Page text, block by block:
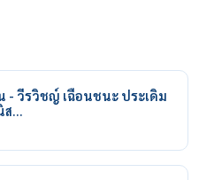
วีรวิชญ์ เฉือนชนะ ประเดิม
ส…